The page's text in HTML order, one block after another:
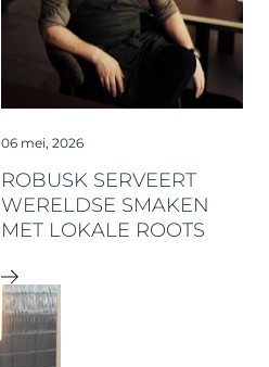
06 mei, 2026
ROBUSK SERVEERT
WERELDSE SMAKEN
MET LOKALE ROOTS